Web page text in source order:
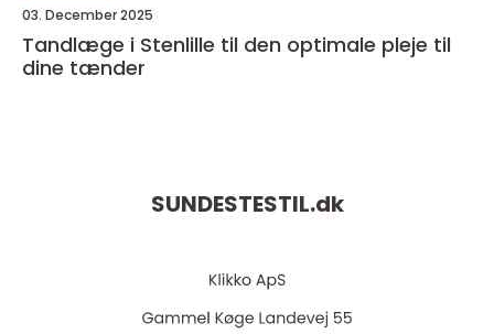
03. December 2025
Tandlæge i Stenlille til den optimale pleje til
dine tænder
SUNDESTESTIL.dk